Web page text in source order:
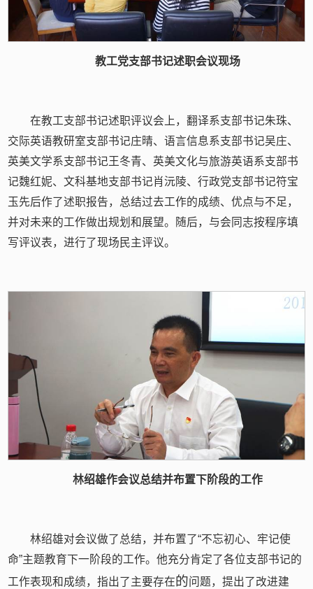
教工党支部书记述职会议现场
在教工支部书记述职评议会上，翻译系支部书记朱珠、
交际英语教研室支部书记庄晴、语言信息系支部书记吴庄、
英美文学系支部书记王冬青、英美文化与旅游英语系支部书
记魏红妮、文科基地支部书记肖沅陵、行政党支部书记符宝
玉先后作了述职报告，总结过去工作的成绩、优点与不足，
并对未来的工作做出规划和展望。随后，与会同志按程序填
写评议表，进行了现场民主评议。
林绍雄作会议总结并布置下阶段的工作
林绍雄对会议做了总结，并布置了“不忘初心、牢记使
命”主题教育下一阶段的工作。他充分肯定了各位支部书记的
工作表现和成绩，指出了主要存在的问题，提出了改进建